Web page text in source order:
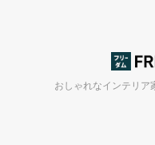
おしゃれなインテリア